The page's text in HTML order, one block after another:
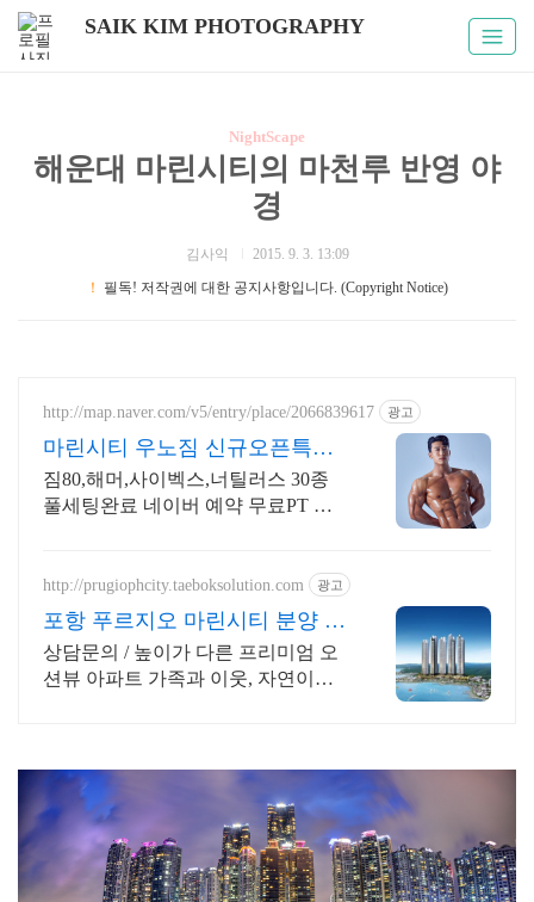
SAIK KIM PHOTOGRAPHY
NightScape
해운대 마린시티의 마천루 반영 야
경
김사익
2015. 9. 3. 13:09
！
필독! 저작권에 대한 공지사항입니다. (Copyright Notice)
http://map.naver.com/v5/entry/place/2066839617 광고
마린시티 우노짐 신규오픈특가
마린시티 신규헬스장 오픈
짐80,해머,사이벡스,너틸러스 30종
풀세팅완료 네이버 예약 무료PT 진
http://prugiophcity.taeboksolution.com 광고
포항 푸르지오 마린시티 분양 대
표 문의 I688-6549
상담문의 / 높이가 다른 프리미엄 오
션뷰 아파트 가족과 이웃, 자연이함